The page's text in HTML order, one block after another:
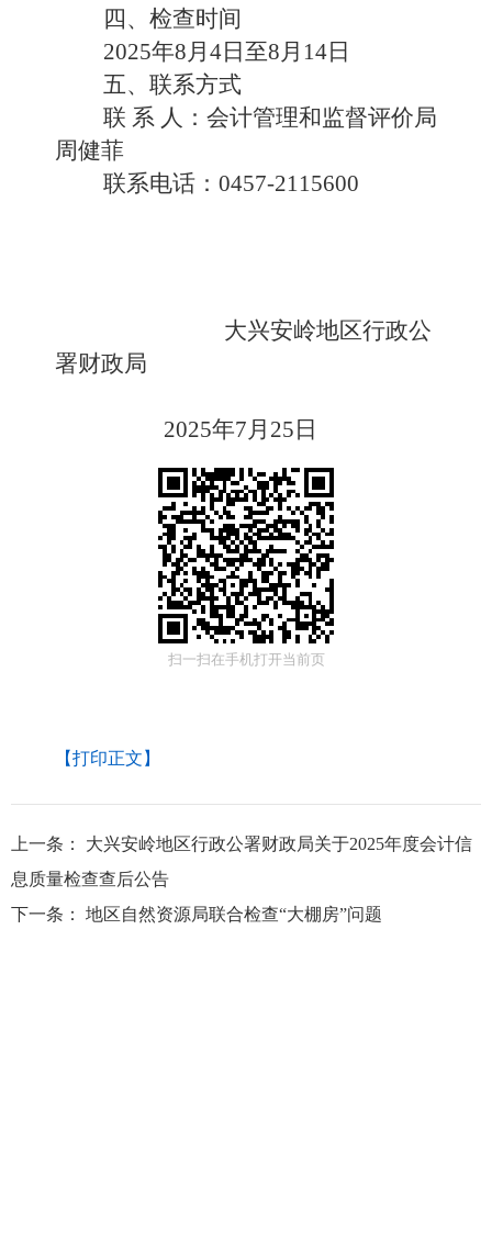
四、检查时间
2025年8月4日至8月14日
五、联系方式
联 系 人：会计管理和监督评价局
周健菲
联系电话：0457-2115600
大兴安岭地区行政公
署财政局
2025年7月25日
扫一扫在手机打开当前页
【打印正文】
上一条：
大兴安岭地区行政公署财政局关于2025年度会计信
息质量检查查后公告
下一条：
地区自然资源局联合检查“大棚房”问题